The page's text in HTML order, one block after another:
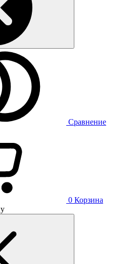
Сравнение
0 Корзина